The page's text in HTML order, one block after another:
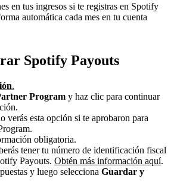
en tus ingresos si te registras en Spotify
automática cada mes en tu cuenta
Spotify Payouts
.
Program y haz clic para continuar
verás esta opción si te aprobaron para
obligatoria.
tener tu número de identificación fiscal
Payouts. Obtén más información aquí.
y luego selecciona Guardar y